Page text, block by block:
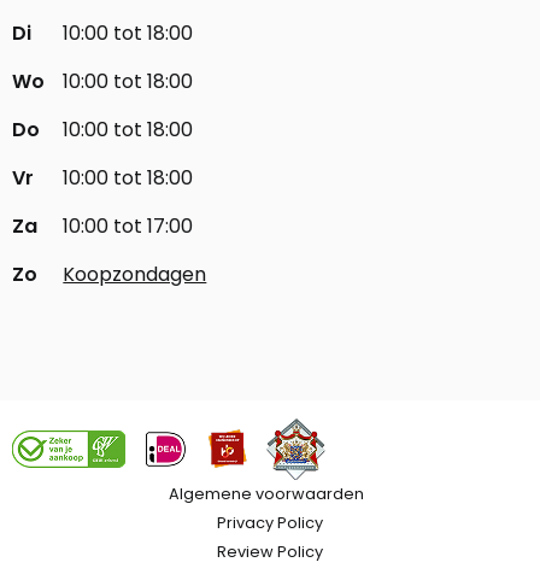
Di
10:00 tot 18:00
Wo
10:00 tot 18:00
Do
10:00 tot 18:00
Vr
10:00 tot 18:00
Za
10:00 tot 17:00
Zo
Koopzondagen
Algemene voorwaarden
Privacy Policy
Review Policy